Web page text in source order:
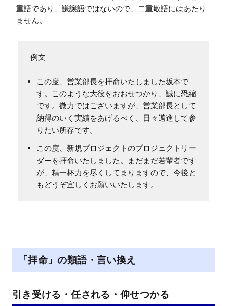
重語であり、謙譲語ではないので、二重敬語にはあたり
ません。
例文
この度、営業部長を拝命いたしました坂本で
す。このような大役をおおせつかり、誠に恐縮
です。微力ではございますが、営業部長として
納得のいく実績をあげるべく、日々邁進して参
りたい所存です。
この度、新規プロジェクトのプロジェクトリー
ダーを拝命いたしました。まだまだ若輩者です
が、精一杯力を尽くしてまりますので、今後と
もどうぞ宜しくお願いいたします。
「拝命」の類語・言い換え
引き受ける・任される・仰せつかる